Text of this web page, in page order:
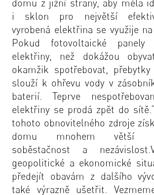
domu z jižní strany, aby měla
i sklon pro největší
vyrobená elektřina se využije
Pokud fotovoltaické
elektřiny, než dokážou
okamžik spotřebovat,
slouží k ohřevu vody v
baterií. Teprve
elektřiny se prodá zpět do sítě.“
tohoto obnovitelného zdroje
domu mnohem větší
soběstačnost a
geopolitické a ekonomické
předejít obavám z dalšího
také výrazně ušetřit.